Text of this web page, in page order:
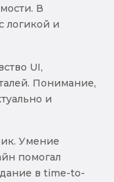
В
логикой и
UI,
Понимание,
и
Умение
помогал
в time-to-